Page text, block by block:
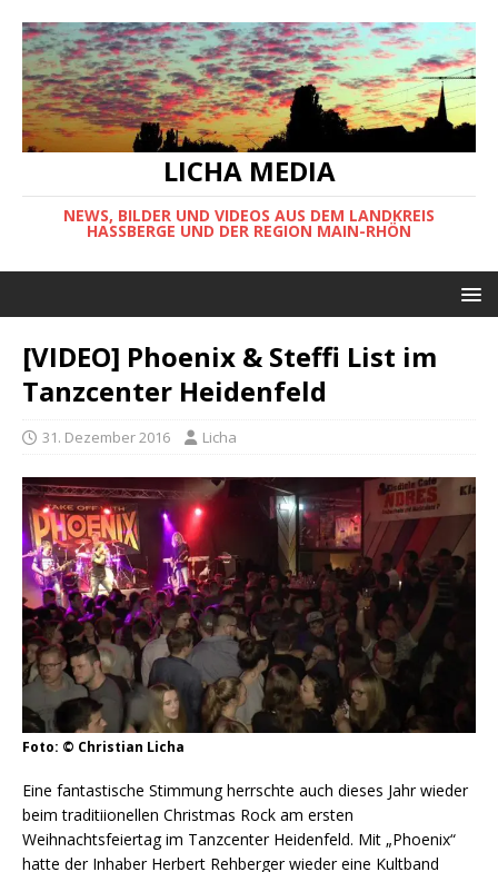
LICHA MEDIA
NEWS, BILDER UND VIDEOS AUS DEM LANDKREIS
HASSBERGE UND DER REGION MAIN-RHÖN
[VIDEO] Phoenix & Steffi List im
Tanzcenter Heidenfeld
31. Dezember 2016 Licha
Foto: © Christian Licha
Eine fantastische Stimmung herrschte auch dieses Jahr wieder
beim traditiionellen Christmas Rock am ersten
Weihnachtsfeiertag im Tanzcenter Heidenfeld. Mit „Phoenix“
hatte der Inhaber Herbert Rehberger wieder eine Kultband